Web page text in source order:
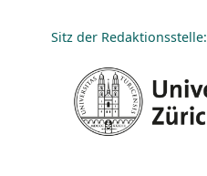
Sitz der Redaktionsstelle: